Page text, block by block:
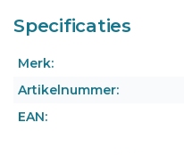
Specificaties
Merk:
Artikelnummer:
EAN: